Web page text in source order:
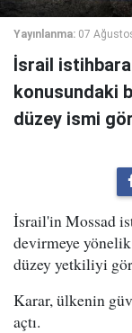
Yayınlanma: 07
İsrail
konusundaki
düzey ismi
İsrail'in Mossad
devirmeye
düzey yetkiliyi
Karar, ülkenin
açtı.